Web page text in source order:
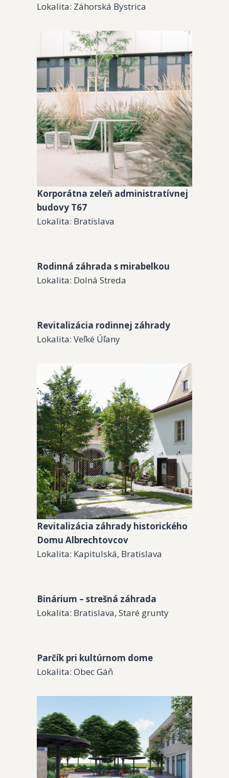
Lokalita: Záhorská Bystrica
Korporátna zeleň administratívnej
budovy T67
Lokalita: Bratislava
Rodinná záhrada s mirabelkou
Lokalita: Dolná Streda
Revitalizácia rodinnej záhrady
Lokalita: Veľké Úľany
Revitalizácia záhrady historického
Domu Albrechtovcov
Lokalita: Kapitulská, Bratislava
Binárium – strešná záhrada
Lokalita: Bratislava, Staré grunty
Parčík pri kultúrnom dome
Lokalita: Obec Gáň